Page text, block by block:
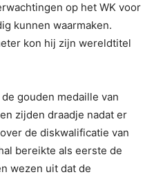
op het WK voor
kunnen waarmaken.
kon hij zijn wereldtitel
gouden medaille van
zijden draadje nadat er
de diskwalificatie van
bereikte als eerste de
wezen uit dat de